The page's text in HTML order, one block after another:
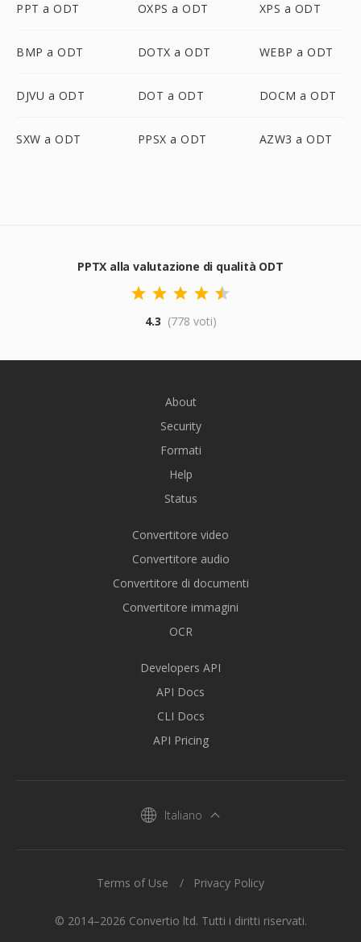
PPT a ODT OXPS a ODT XPS a ODT
BMP a ODT DOTX a ODT WEBP a ODT
DJVU a ODT DOT a ODT DOCM a ODT
SXW a ODT PPSX a ODT AZW3 a ODT
PPTX alla valutazione di qualità ODT
4.3 (778 voti)
About
Security
Formati
Help
Status
Convertitore video
Convertitore audio
Convertitore di documenti
Convertitore immagini
OCR
Developers API
API Docs
CLI Docs
API Pricing
Italiano
© 2014–2026 Convertio ltd. Tutti i diritti riservati.
Terms of Use Privacy Policy